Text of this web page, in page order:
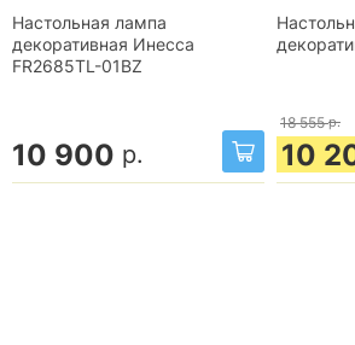
Настольная лампа
декоративная Инесса
FR2685TL-01BZ
10 900 р.
18 555 р.
10